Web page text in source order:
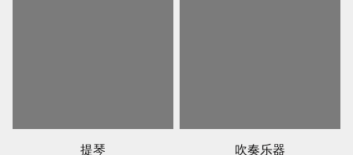
提琴 吹奏乐器